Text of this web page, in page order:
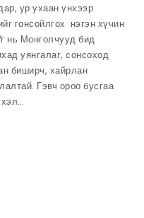
ур ухаан үнхээр
гонсойлгох нэгэн хүчин
нь Монголчууд бид
уянгалаг, сонсоход
биширч, хайрлан
Гэвч ороо бусгаа